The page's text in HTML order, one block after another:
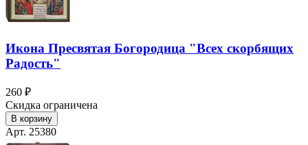
Икона Пресвятая Богородица "Всех скорбящих
Радость"
260 ₽
Скидка ограничена
В корзину
Арт. 25380